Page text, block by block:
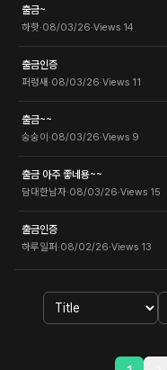
출금~
하핫·08/03/26·Views 14
출금인증
퍼렁새 ·08/03/26·Views 11
출금~~
숭숭이·08/03/26·Views 9
출금 아주 좋네용~~
담대한남자·08/03/26·Views 15
출금인증
하루일퍼·08/02/26·Views 13